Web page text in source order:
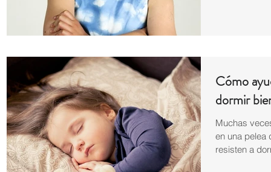
Cómo
dormir
Muchas
en una pelea
resisten a